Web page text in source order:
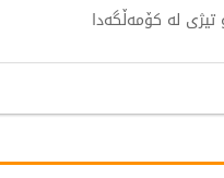
تیژی لە کۆمەڵگەدا